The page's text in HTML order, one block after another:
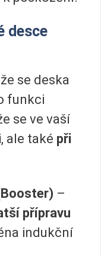
desce
se deska
funkci
se ve vaší
ale také při
–
přípravu
indukční